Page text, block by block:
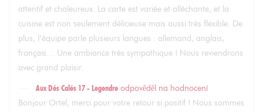
attentif et chaleureux. La carte est variée et alléchante, et la
cuisine est non seulement délicieuse mais aussi très flexible. De
plus, l’équipe parle plusieurs langues : allemand, anglais,
français… Une ambiance très sympathique ! Nous reviendrons
avec grand plaisir.
Aux Dés Calés 17 - Legendre odpověděl na hodnocení
Bonjour Ortel, merci pour votre retour si positif ! Nous sommes